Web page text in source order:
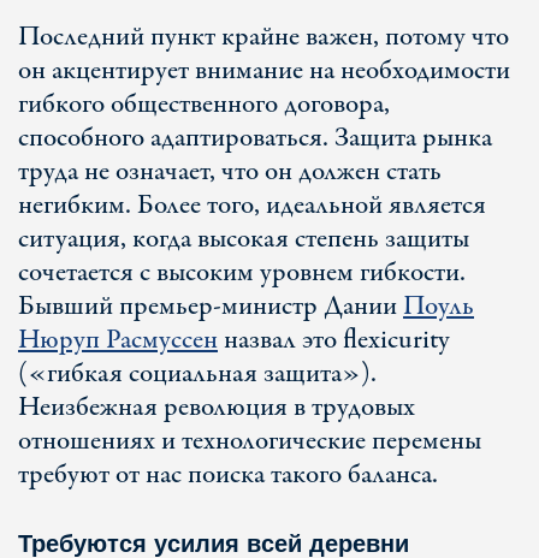
Последний пункт крайне важен, потому что
он акцентирует внимание на необходимости
гибкого общественного договора,
способного адаптироваться. Защита рынка
труда не означает, что он должен стать
негибким. Более того, идеальной является
ситуация, когда высокая степень защиты
сочетается с высоким уровнем гибкости.
Бывший премьер-министр ДанииПоуль
Нюруп Расмуссенназвал это flexicurity
(«гибкая социальная защита»).
Неизбежная революция в трудовых
отношениях и технологические перемены
требуют от нас поиска такого баланса.
Требуются усилия всей деревни